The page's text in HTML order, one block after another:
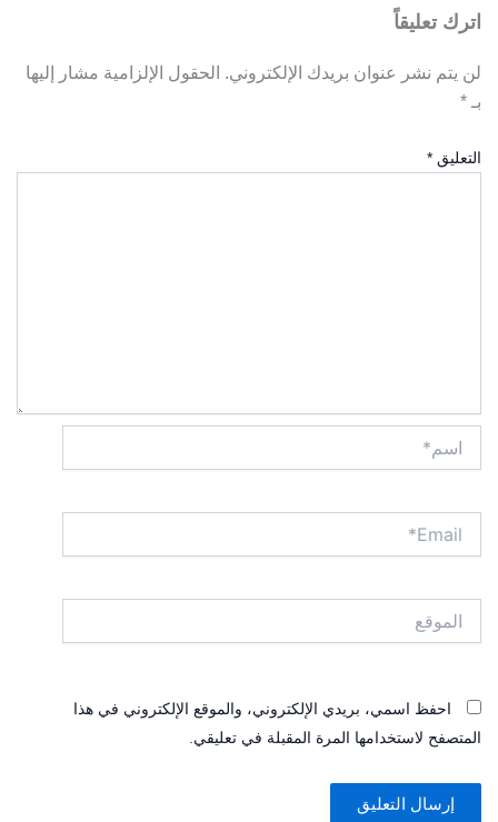
اترك تعليقاً
لن يتم نشر عنوان بريدك الإلكتروني. الحقول الإلزامية مشار إليها
بـ *
التعليق *
احفظ اسمي، بريدي الإلكتروني، والموقع الإلكتروني في هذا
المتصفح لاستخدامها المرة المقبلة في تعليقي.